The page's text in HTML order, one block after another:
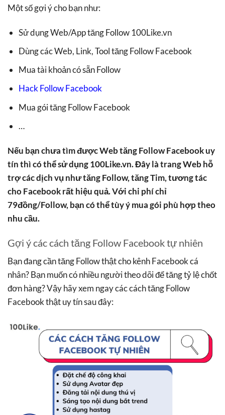
Một số gợi ý cho bạn như:
Sử dụng Web/App tăng Follow 100Like.vn
Dùng các Web, Link, Tool tăng Follow Facebook
Mua tài khoản có sẵn Follow
Hack Follow Facebook
Mua gói tăng Follow Facebook
…
Nếu bạn chưa tìm được Web tăng Follow Facebook uy
tín thì có thể sử dụng 100Like.vn. Đây là trang Web hỗ
trợ các dịch vụ như tăng Follow, tăng Tim, tương tác
cho Facebook rất hiệu quả. Với chi phí chỉ
79đồng/Follow, bạn có thể tùy ý mua gói phù hợp theo
nhu cầu.
Gợi ý các cách tăng Follow Facebook tự nhiên
Bạn đang cần tăng Follow thật cho kênh Facebook cá
nhân? Bạn muốn có nhiều người theo dõi để tăng tỷ lệ chốt
đơn hàng? Vậy hãy xem ngay các cách tăng Follow
Facebook thật uy tín sau đây: